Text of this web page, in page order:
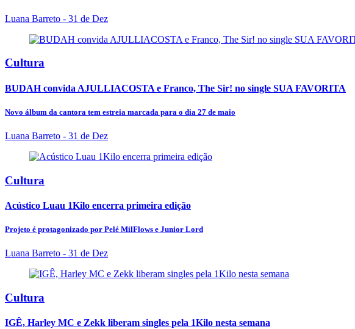
Luana Barreto - 31 de Dez
Cultura
BUDAH convida AJULLIACOSTA e Franco, The Sir! no single SUA FAVORITA
Novo álbum da cantora tem estreia marcada para o dia 27 de maio
Luana Barreto - 31 de Dez
Cultura
Acústico Luau 1Kilo encerra primeira edição
Projeto é protagonizado por Pelé MilFlows e Junior Lord
Luana Barreto - 31 de Dez
Cultura
IGÊ, Harley MC e Zekk liberam singles pela 1Kilo nesta semana